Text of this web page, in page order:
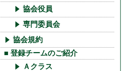
協会役員
専門委員会
協会規約
■ 登録チームのご紹介
Ａクラス